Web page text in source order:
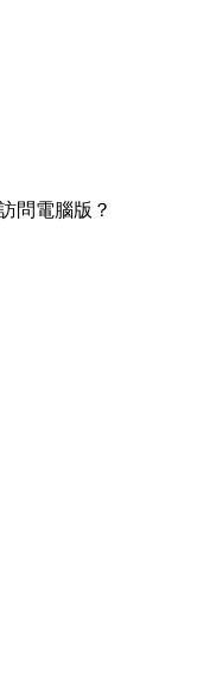
問電腦版？